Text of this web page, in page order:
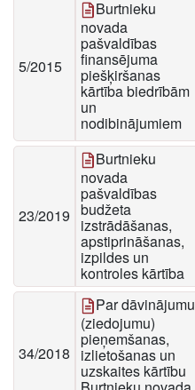
5/2015
Burtnieku
novada
pašvaldības
finansējuma
piešķiršanas
kārtība biedrībām
un
nodibinājumiem
23/2019
Burtnieku
novada
pašvaldības
budžeta
izstrādāšanas,
apstiprināšanas,
izpildes un
kontroles kārtība
34/2018
Par dāvinājumu
(ziedojumu)
pieņemšanas,
izlietošanas un
uzskaites kārtību